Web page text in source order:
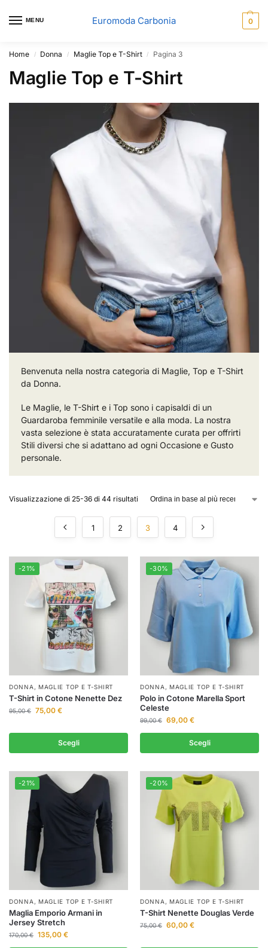
MENU Euromoda Carbonia 0
Home / Donna / Maglie Top e T-Shirt / Pagina 3
Maglie Top e T-Shirt
Benvenuta nella nostra categoria di Maglie, Top e T-Shirt
da Donna.
Le Maglie, le T-Shirt e i Top sono i capisaldi di un
Guardaroba femminile versatile e alla moda. La nostra
vasta selezione è stata accuratamente curata per offrirti
Stili diversi che si adattano ad ogni Occasione e Gusto
personale.
Visualizzazione di 25-36 di 44 risultati
1 2 3 4
-21%
DONNA, MAGLIE TOP E T-SHIRT
T-Shirt in Cotone Nenette Dez
95,00€ 75,00 €
Scegli
-30%
DONNA, MAGLIE TOP E T-SHIRT
Polo in Cotone Marella Sport
Celeste
99,00€ 69,00 €
Scegli
-21%
DONNA, MAGLIE TOP E T-SHIRT
Maglia Emporio Armani in
Jersey Stretch
170,00€ 135,00 €
-20%
DONNA, MAGLIE TOP E T-SHIRT
T-Shirt Nenette Douglas Verde
75,00€ 60,00 €